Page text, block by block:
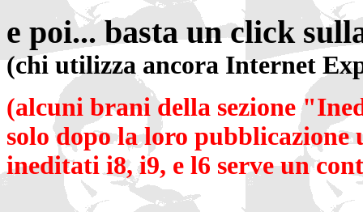
e poi... basta un click
(chi utilizza ancora Internet
(alcuni brani della sezione
solo dopo la loro
ineditati i8, i9, e l6 serve un